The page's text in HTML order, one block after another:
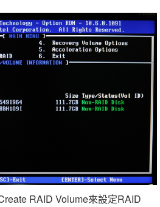
RAID Volume來設定RAID